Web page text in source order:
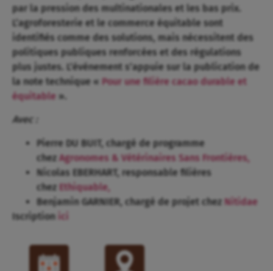
par la pression des multinationales et les bas prix.
L’agroforesterie et le commerce équitable sont
identifiés comme des solutions, mais nécessitent des
politiques publiques renforcées et des régulations
plus justes. L’événement s’appuie sur la publication de
la note technique « Pour une filière cacao durable et
équitable ».
Avec :
Pierre DU BUIT, chargé de programme
chez Agronomes & Vétérinaires Sans Frontières,
Nicolas EBERHART, responsable filières
chez Ethiquable,
Benjamin GARNIER, chargé de projet chez Nitidae
Iscription ici